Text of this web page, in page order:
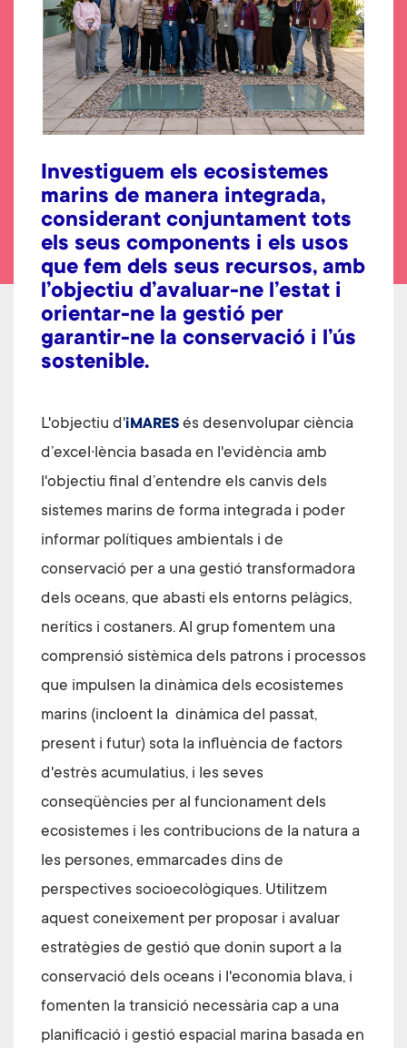
Investiguem els ecosistemes
marins de manera integrada,
considerant conjuntament tots
els seus components i els usos
que fem dels seus recursos, amb
l’objectiu d’avaluar-ne l’estat i
orientar-ne la gestió per
garantir-ne la conservació i l’ús
sostenible.
L'objectiu d'iMARES és desenvolupar ciència
d’excel·lència basada en l'evidència amb
l'objectiu final d’entendre els canvis dels
sistemes marins de forma integrada i poder
informar polítiques ambientals i de
conservació per a una gestió transformadora
dels oceans, que abasti els entorns pelàgics,
nerítics i costaners. Al grup fomentem una
comprensió sistèmica dels patrons i processos
que impulsen la dinàmica dels ecosistemes
marins (incloent la dinàmica del passat,
present i futur) sota la influència de factors
d'estrès acumulatius, i les seves
conseqüències per al funcionament dels
ecosistemes i les contribucions de la natura a
les persones, emmarcades dins de
perspectives socioecològiques. Utilitzem
aquest coneixement per proposar i avaluar
estratègies de gestió que donin suport a la
conservació dels oceans i l'economia blava, i
fomenten la transició necessària cap a una
planificació i gestió espacial marina basada en